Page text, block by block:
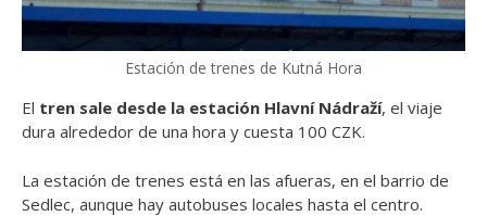
Estación de trenes de Kutná Hora
El tren sale desde la estación Hlavní Nádraží, el viaje
dura alrededor de una hora y cuesta 100 CZK.
La estación de trenes está en las afueras, en el barrio de
Sedlec, aunque hay autobuses locales hasta el centro.